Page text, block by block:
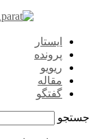
ایستار
پرونده
ریویو
مقاله
گفتگو
جستجو